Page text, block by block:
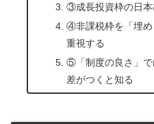
③成長投資枠の日本
④非課税枠を「埋め
重視する
⑤「制度の良さ」で
差がつくと知る